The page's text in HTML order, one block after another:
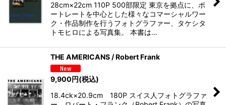
28cm×22cm 110P 500部限定 東京を拠点に、ポ
ートレートを中心とした様々なコマーシャルワー
ク・作品制作を行うフォトグラファー、タケシタ
トモヒロによる写真集。 本書は…
THE AMERICANS / Robert Frank
9,900円(税込)
18.4ck×20.9cm 180P スイス人フォトグラファ